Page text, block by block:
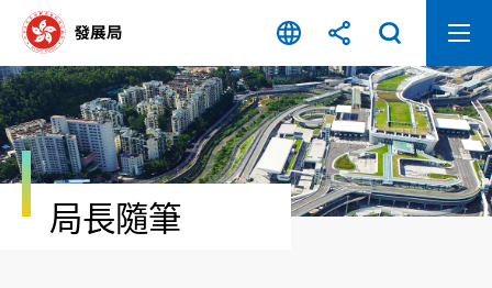
容
開
始
局長隨筆